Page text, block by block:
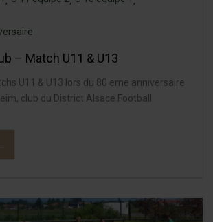
– Match U11 & U13
U11 & U13 lors du 80 eme anniversaire
club du District Alsace Football